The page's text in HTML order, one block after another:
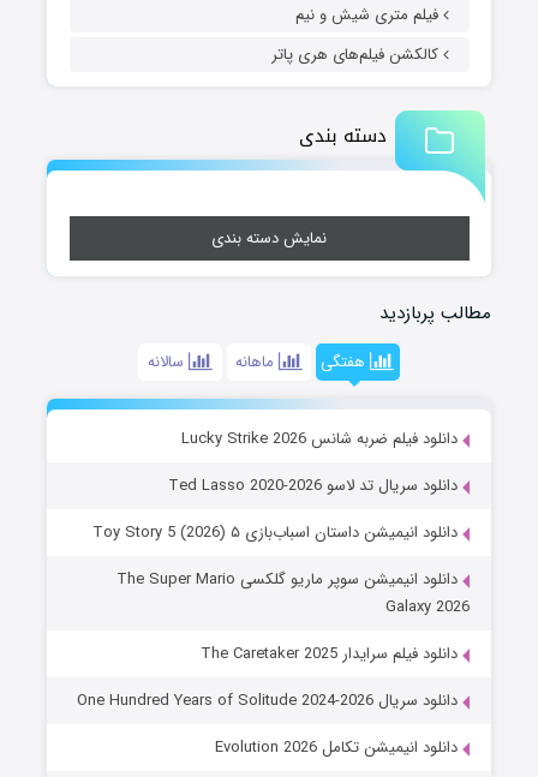
فیلم متری شیش و نیم
کالکشن فیلم‌های هری پاتر
دسته بندی
نمایش دسته بندی
مطالب پربازدید
هفتگی ماهانه سالانه
دانلود فیلم ضربه شانس Lucky Strike 2026
دانلود سریال تد لاسو Ted Lasso 2020-2026
دانلود انیمیشن داستان اسباب‌بازی ۵ Toy Story 5 (2026)
دانلود انیمیشن سوپر ماریو گلکسی The Super Mario
Galaxy 2026
دانلود فیلم سرایدار The Caretaker 2025
دانلود سریال One Hundred Years of Solitude 2024-2026
دانلود انیمیشن تکامل Evolution 2026